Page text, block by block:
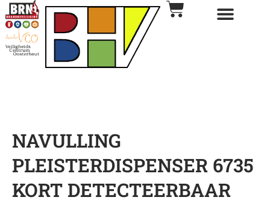
NAVULLING
PLEISTERDISPENSER 6735
KORT DETECTEERBAAR